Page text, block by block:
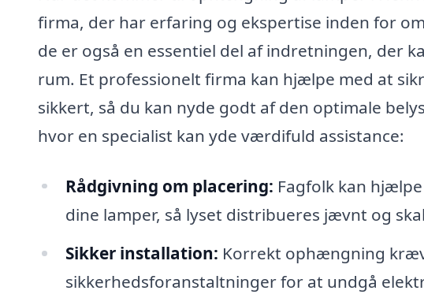
firma, der har erfaring og ekspertise inden for
de er også en essentiel del af indretningen, der
rum. Et professionelt firma kan hjælpe med at
sikkert, så du kan nyde godt af den optimale
hvor en specialist kan yde værdifuld assistance:
Rådgivning om placering: Fagfolk kan
dine lamper, så lyset distribueres jævnt og
Sikker installation: Korrekt ophængning
sikkerhedsforanstaltninger for at undgå